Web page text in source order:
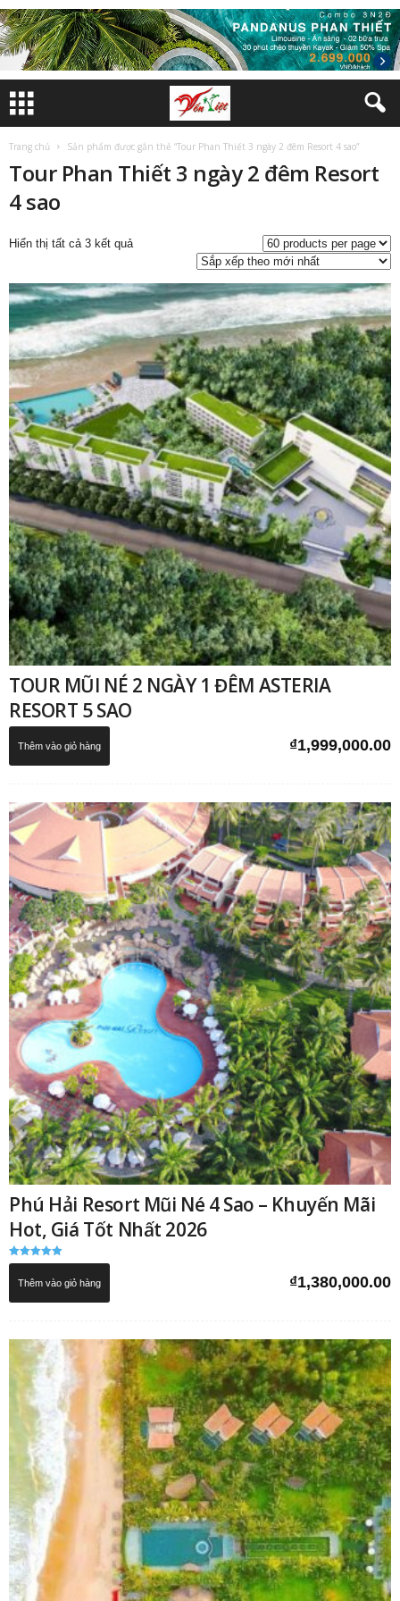
Trang chủ Sản phẩm được gắn thẻ “Tour Phan Thiết 3 ngày 2 đêm Resort 4 sao”
Tour Phan Thiết 3 ngày 2 đêm Resort
4 sao
Hiển thị tất cả 3 kết quảĐã
xếp
theo
mới
nhất
TOUR MŨI NÉ 2 NGÀY 1 ĐÊM ASTERIA
RESORT 5 SAO
₫1,999,000.00
Thêm vào giỏ hàng
Phú Hải Resort Mũi Né 4 Sao – Khuyến Mãi
Hot, Giá Tốt Nhất 2026
Được xếp
5.00
₫1,380,000.00
Thêm vào giỏ hàng